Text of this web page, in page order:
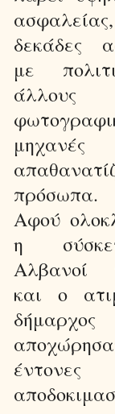
δεκάδες
με
πρόσωπα.
Αφού
η
Αλβανοί
και ο
έντονες